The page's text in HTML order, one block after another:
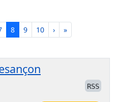
8 9 10 › »
RSS